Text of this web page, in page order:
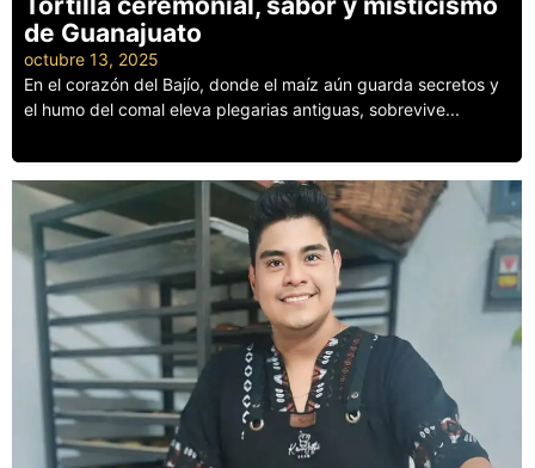
de Guanajuato
octubre 13, 2025
En el corazón del Bajío, donde el maíz aún guarda secretos y
el humo del comal eleva plegarias antiguas, sobrevive...